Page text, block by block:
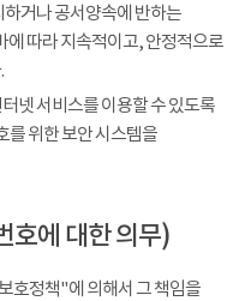
거나 공서양속에 반하는
에 따라 지속적이고, 안정적으로
넷 서비스를 이용할 수 있도록
를 위한 보안 시스템을
호에 대한 의무)
호정책"에 의해서 그 책임을